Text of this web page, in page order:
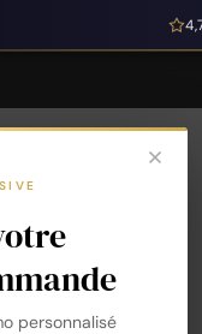
personnalisé